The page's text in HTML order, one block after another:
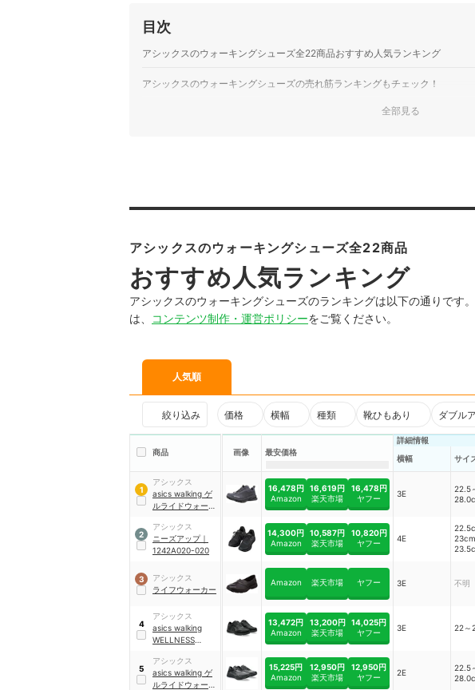
目次
アシックスのウォーキングシューズ全22商品おすすめ人気ランキング
アシックスのウォーキングシューズの売れ筋ランキングもチェック！
全部見る
アシックスのウォーキングシューズ全22商品
おすすめ人気ランキング
アシックスのウォーキングシューズのランキングは以下の通りです
は、
コンテンツ制作・運営ポリシーをご覧ください。
人気順
絞り込み 価格 横幅 種類 靴ひもあり ダブル
商品 画像 最安価格
詳細情報
横幅
サイ
1
アシックス
asics walking ゲ
ルライドウォーク
ーク ｜ 1293A036-
020
16,478円
Amazon
16,619円
楽天市場
16,478円
ヤフー
3E
22.5
2
アシックス
ニーズアップ｜
1242A020-020
14,300円
Amazon
10,587円
楽天市場
10,820円
ヤフー
4E
23cm
25cm
3
アシックス
ライフウォーカー
Amazon 楽天市場 ヤフー 3E 不明
4
アシックス
asics walking
WELLNESS
ウォーカー レディ
ース｜1292A074
13,472円
Amazon
13,200円
楽天市場
14,025円
ヤフー
3E 22～
5
アシックス
asics walking ゲ
ルライドウォーク
15,225円
Amazon
12,950円
楽天市場
12,950円
ヤフー
2E
22.5